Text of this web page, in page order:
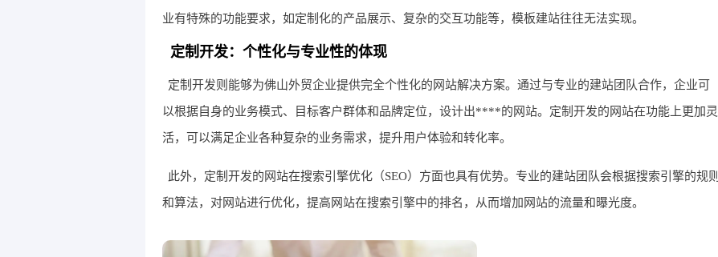
业有特殊的功能要求，如定制化的产品展示、复杂的交互功能等，模板建站往往无法实现。
定制开发：个性化与专业性的体现
定制开发则能够为佛山外贸企业提供完全个性化的网站解决方案。通过与专业的建站团队合作，企业可
以根据自身的业务模式、目标客户群体和品牌定位，设计出****的网站。定制开发的网站在功能上更加灵
活，可以满足企业各种复杂的业务需求，提升用户体验和转化率。
此外，定制开发的网站在搜索引擎优化（SEO）方面也具有优势。专业的建站团队会根据搜索引擎的规则
和算法，对网站进行优化，提高网站在搜索引擎中的排名，从而增加网站的流量和曝光度。